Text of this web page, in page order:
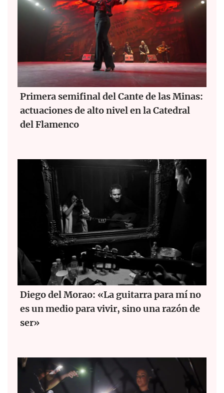
Primera semifinal del Cante de las Minas:
actuaciones de alto nivel en la Catedral
del Flamenco
Diego del Morao: «La guitarra para mí no
es un medio para vivir, sino una razón de
ser»